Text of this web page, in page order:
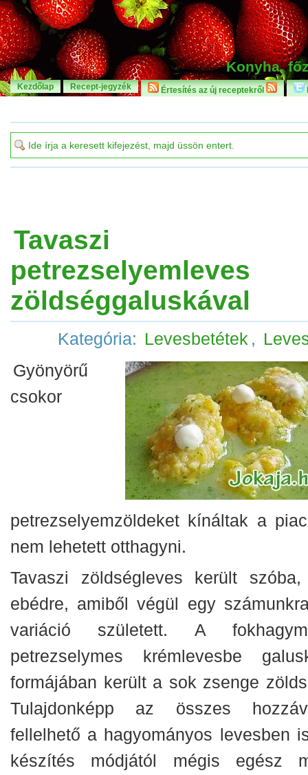
Konyha,
Kezdőlap Recept-jegyzék Értesítés az új receptekről
Tavaszi
petrezselyemleves
zöldséggaluskával
Kategória: Levesbetétek ,
Gyönyörű
csokor
petrezselyemzöldeket kínáltak a
nem lehetett otthagyni.
Tavaszi zöldségleves került
ebédre, amiből végül egy
variáció született. A
petrezselymes krémlevesbe
formájában került a sok zsenge
Tulajdonképp az összes
fellelhető a hagyományos levesben
készítés módjától mégis egész